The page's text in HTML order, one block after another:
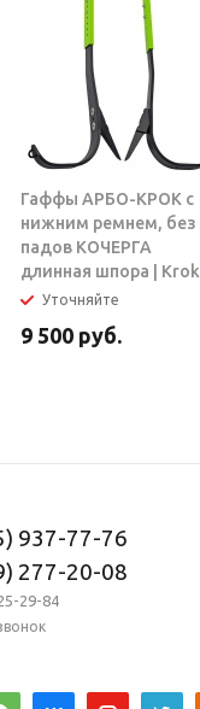
Гаффы АРБО-КРОК с
нижним ремнем, без
падов КОЧЕРГА
длинная шпора | Krok
Уточняйте
9 500 руб.
937-77-76
277-20-08
29-84